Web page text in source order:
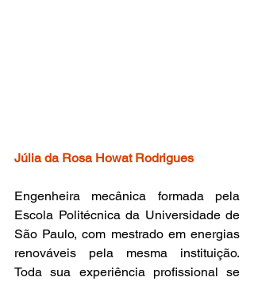
Júlia da Rosa Howat Rodrigues
Engenheira mecânica formada pela
Escola Politécnica da Universidade de
São Paulo, com mestrado em energias
renováveis pela mesma instituição.
Toda sua experiência profissional se